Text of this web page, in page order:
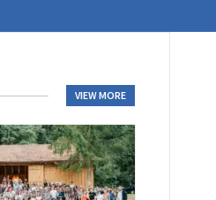
VIEW MORE